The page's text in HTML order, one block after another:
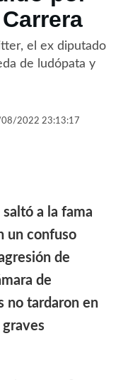
el ex diputado
de ludópata y
2022 23:13:17
a la fama
un confuso
de
de
no tardaron en